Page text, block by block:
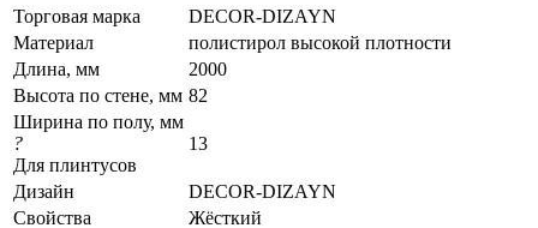
Торговая марка
DECOR-DIZAYN
Материал
полистирол высокой плотности
Длина, мм
2000
Высота по стене, мм 82
Ширина по полу, мм
?
Для плинтусов
13
Дизайн
DECOR-DIZAYN
Свойства
Жёсткий